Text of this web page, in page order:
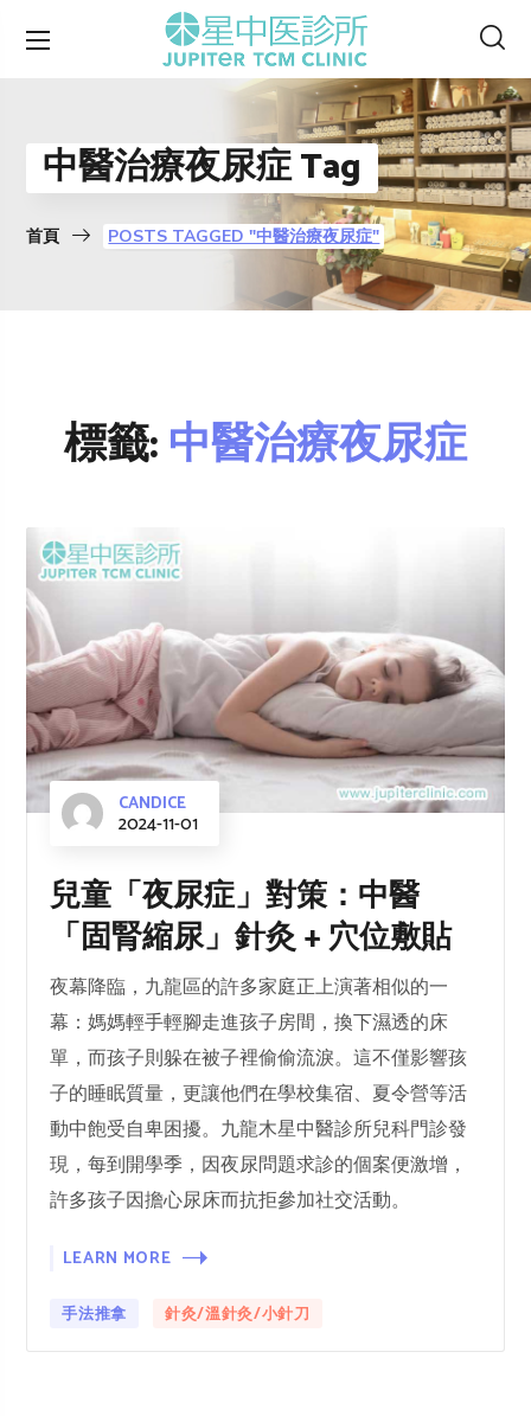
中醫治療夜尿症 Tag
首頁 POSTS TAGGED "中醫治療夜尿症"
標籤:中醫治療夜尿症
CANDICE
2024-11-01
兒童「夜尿症」對策：中醫
「固腎縮尿」針灸 + 穴位敷貼
夜幕降臨，九龍區的許多家庭正上演著相似的一
幕：媽媽輕手輕腳走進孩子房間，換下濕透的床
單，而孩子則躲在被子裡偷偷流淚。這不僅影響孩
子的睡眠質量，更讓他們在學校集宿、夏令營等活
動中飽受自卑困擾。九龍木星中醫診所兒科門診發
現，每到開學季，因夜尿問題求診的個案便激增，
許多孩子因擔心尿床而抗拒參加社交活動。
LEARN MORE
手法推拿 針灸/溫針灸/小針刀